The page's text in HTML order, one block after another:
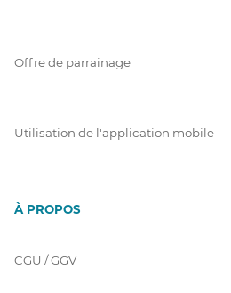
Offre de parrainage
Utilisation de l'application mobile
À PROPOS
CGU / GGV